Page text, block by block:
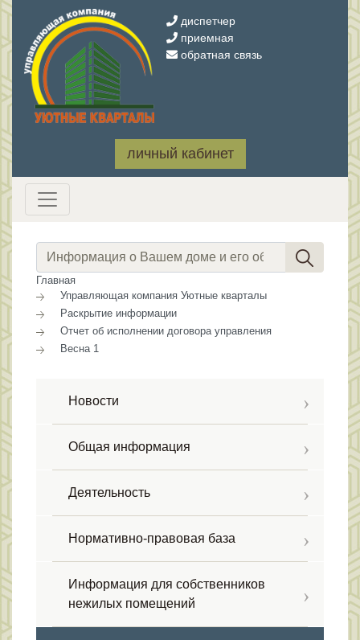
диспетчер
приемная
обратная связь
личный кабинет
Главная
Управляющая компания Уютные кварталы
Раскрытие информации
Отчет об исполнении договора управления
Весна 1
Новости
Общая информация
Деятельность
Нормативно-правовая база
Информация для собственников
нежилых помещений